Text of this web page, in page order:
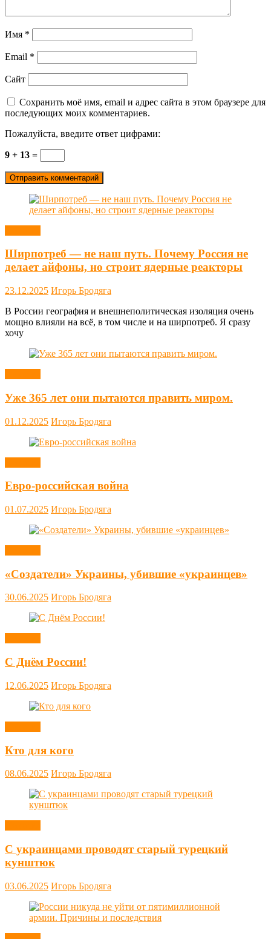
Имя *
Email *
Сайт
Сохранить моё имя, email и адрес сайта в этом браузере для
последующих моих комментариев.
Пожалуйста, введите ответ цифрами:
9 + 13 =
Ширпотреб — не наш путь. Почему Россия не
делает айфоны, но строит ядерные реакторы
23.12.2025 Игорь Бродяга
В России география и внешнеполитическая изоляция очень
мощно влияли на всё, в том числе и на ширпотреб. Я сразу
хочу
Уже 365 лет они пытаются править миром.
01.12.2025 Игорь Бродяга
Евро-российская война
01.07.2025 Игорь Бродяга
«Создатели» Украины, убившие «украинцев»
30.06.2025 Игорь Бродяга
С Днём России!
12.06.2025 Игорь Бродяга
Кто для кого
08.06.2025 Игорь Бродяга
С украинцами проводят старый турецкий
кунштюк
03.06.2025 Игорь Бродяга